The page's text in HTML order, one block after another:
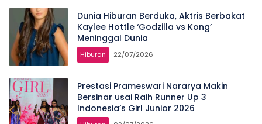
Dunia Hiburan Berduka, Aktris Berbakat
Kaylee Hottle ‘Godzilla vs Kong’
Meninggal Dunia
Hiburan 22/07/2026
Prestasi Prameswari Nararya Makin
Bersinar usai Raih Runner Up 3
Indonesia’s Girl Junior 2026